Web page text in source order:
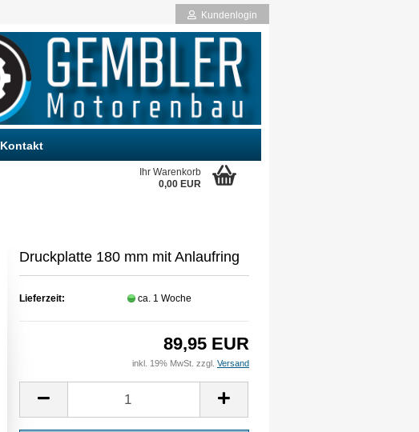
Kundenlogin
Passwort vergessen?
Ihr Warenkorb
0,00 EUR
Kontakt
Druckplatte 180 mm mit Anlaufring
Lieferzeit: ca. 1 Woche
89,95 EUR
inkl. 19% MwSt. zzgl. Versand